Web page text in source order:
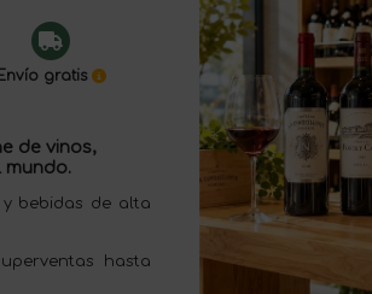
Envío gratis
de vinos,
y bebidas de alta
hasta